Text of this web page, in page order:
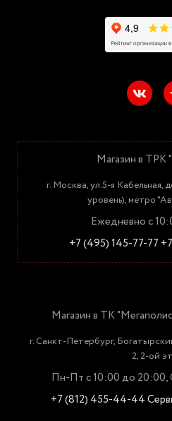
Магазин в ТРК
г. Москва, ул.5-я
уровень), метро
Ежедневно с
+7 (495) 145-77-77
Магазин в ТК
г. Санкт-Петербург,
2, 2-ой
Пн-Пт с 10:00 до 20:00,
+7 (812) 455-44-44